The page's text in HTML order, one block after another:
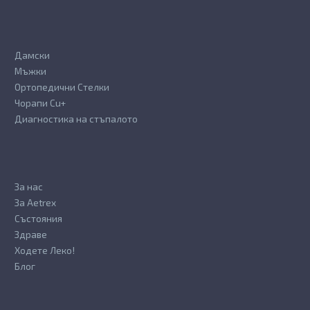
Дамски
Мъжки
Ортопедични Стелки
Чорапи Cu+
Диагностика на стъпалото
За нас
За Aetrex
Състояния
Здраве
Ходете Леко!
Блог